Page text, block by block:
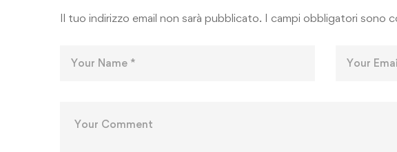
Il tuo indirizzo email non sarà pubblicato. I campi obbligatori sono